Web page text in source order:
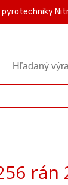
pyrotechniky
rán